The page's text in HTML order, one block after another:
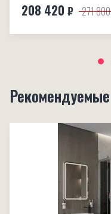
208 420 ₽ 271 800
Рекомендуемые